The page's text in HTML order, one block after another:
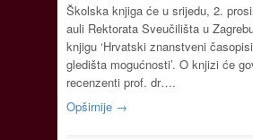
Školska knjiga će u srijedu, 2.
auli Rektorata Sveučilišta u
knjigu ‘Hrvatski znanstveni
gledišta mogućnosti’. O knjizi će
recenzenti prof. dr….
Opširnije →